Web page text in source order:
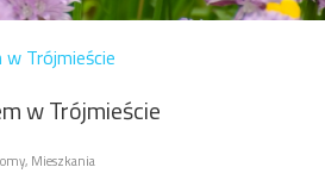
Trójmieście
w Trójmieście
Mieszkania